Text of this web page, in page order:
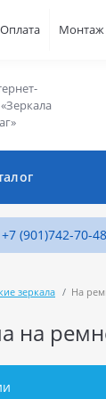
Оплата Монтаж
+7 (901)742-70-48
зеркала На
на